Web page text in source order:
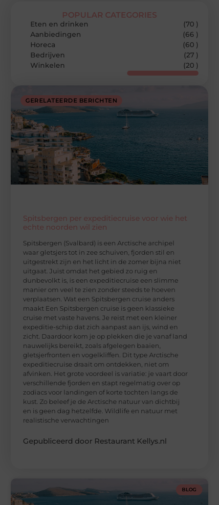
GERELATEERDE BERICHTEN
Spitsbergen per expeditiecruise voor wie het
echte noorden wil zien
Spitsbergen (Svalbard) is een Arctische archipel
waar gletsjers tot in zee schuiven, fjorden stil en
uitgestrekt zijn en het licht in de zomer bijna niet
uitgaat. Juist omdat het gebied zo ruig en
dunbevolkt is, is een expeditiecruise een slimme
manier om veel te zien zonder steeds te hoeven
verplaatsen. Wat een Spitsbergen cruise anders
maakt Een Spitsbergen cruise is geen klassieke
cruise met vaste havens. Je reist met een kleiner
expeditie-schip dat zich aanpast aan ijs, wind en
zicht. Daardoor kom je op plekken die je vanaf land
nauwelijks bereikt, zoals afgelegen baaien,
gletsjerfronten en vogelkliffen. Dit type Arctische
expeditiecruise draait om ontdekken, niet om
afvinken. Het grote voordeel is variatie: je vaart door
verschillende fjorden en stapt regelmatig over op
zodiacs voor landingen of korte tochten langs de
kust. Zo beleef je de Arctische natuur van dichtbij
en is geen dag hetzelfde. Wildlife en natuur met
realistische verwachtingen
Gepubliceerd door Restaurant Kellys.nl
POPULAR CATEGORIES
Eten en drinken
(70 )
Aanbiedingen
(66 )
Horeca
(60 )
Bedrijven
(27 )
Winkelen
(20 )
BLOG